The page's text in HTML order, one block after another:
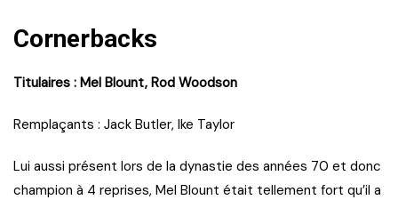
Cornerbacks
Titulaires : Mel Blount, Rod Woodson
Remplaçants : Jack Butler, Ike Taylor
Lui aussi présent lors de la dynastie des années 70 et donc
champion à 4 reprises, Mel Blount était tellement fort qu’il a